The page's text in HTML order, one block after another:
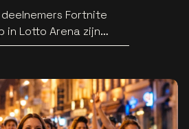
Fortnite
in Lotto Arena zijn